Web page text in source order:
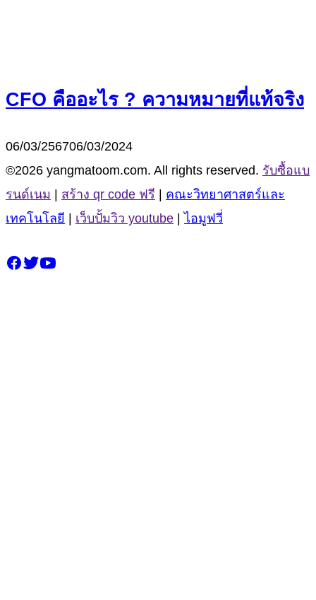
CFO คืออะไร ? ความหมายที่แท้จริง
06/03/256706/03/2024
©2026 yangmatoom.com. All rights reserved. รับซื้อแบ
รนด์เนม | สร้าง qr code ฟรี | คณะวิทยาศาสตร์และ
เทคโนโลยี | เว็บปั้มวิว youtube |ไอมูฟวี่